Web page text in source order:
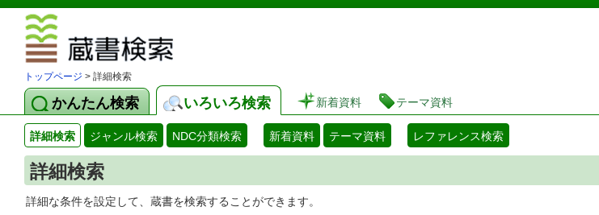
トップページ > 詳細検索
かんたん検索 いろいろ検索 新着資料 テーマ資料
詳細検索 ジャンル検索 NDC分類検索 新着資料 テーマ資料 レファレンス検索
詳細検索
詳細な条件を設定して、蔵書を検索することができます。